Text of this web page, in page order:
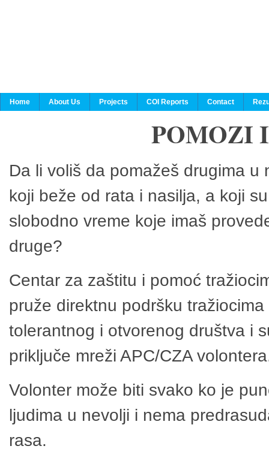
Home About Us Projects COI Reports Contact
POMOZI
Da li voliš da pomažeš drugima
koji beže od rata i nasilja, a koji
slobodno vreme koje imaš
druge?
Centar za zaštitu i pomoć
pruže direktnu podršku
tolerantnog i otvorenog društva i
priključe mreži APC/CZA
Volonter može biti svako ko je
ljudima u nevolji i nema
rasa.